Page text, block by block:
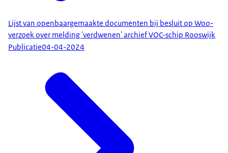
Lijst van openbaargemaakte documenten bij besluit op Woo-
verzoek over melding 'verdwenen' archief VOC-schip Rooswijk
Publicatie04-04-2024